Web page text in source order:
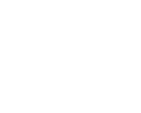
usoara.